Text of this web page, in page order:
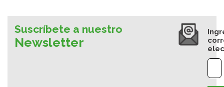
Suscríbete a nuestro
Newsletter